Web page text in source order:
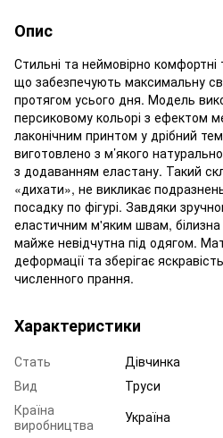
Опис
Стильні та неймовірно
що забезпечують максимальну
протягом усього дня. Модель
персиковому кольорі з ефектом
лаконічним принтом у дрібний
виготовлено з м’якого
з додаванням еластану. Такий
«дихати», не викликає
посадку по фігурі. Завдяки
еластичним м'яким швам, білизна
майже невідчутна під одягом.
деформації та зберігає
численного прання.
Характеристики
Стать
Дівчинка
Вид
Труси
Країна
виробництва
Україна